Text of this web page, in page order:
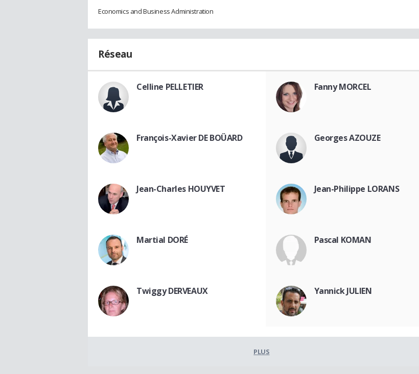
Economics and Business Administration
Réseau
Celline PELLETIER Fanny MORCEL
François-Xavier DE BOÜARD Georges AZOUZE
Jean-Charles HOUYVET Jean-Philippe LORANS
Martial DORÉ Pascal KOMAN
Twiggy DERVEAUX Yannick JULIEN
PLUS